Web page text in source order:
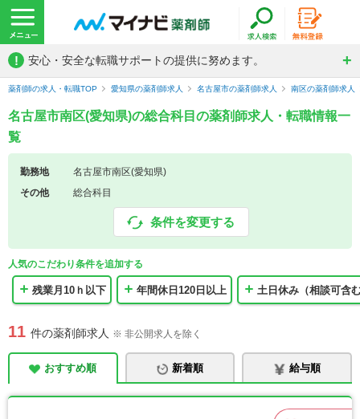
! 安心・安全な転職サポートの提供に努めます。
薬剤師の求人・転職TOP 愛知県の薬剤師求人 名古屋市の薬剤師求人 南区の薬剤師求人
名古屋市南区(愛知県)の総合科目の薬剤師求人・転職情報一
覧
勤務地
名古屋市南区(愛知県)
その他
総合科目
条件を変更する
人気のこだわり条件を追加する
残業月10ｈ以下 年間休日120日以上 土日休み（相談可含
11 件の薬剤師求人 ※ 非公開求人を除く
おすすめ順 新着順 給与順